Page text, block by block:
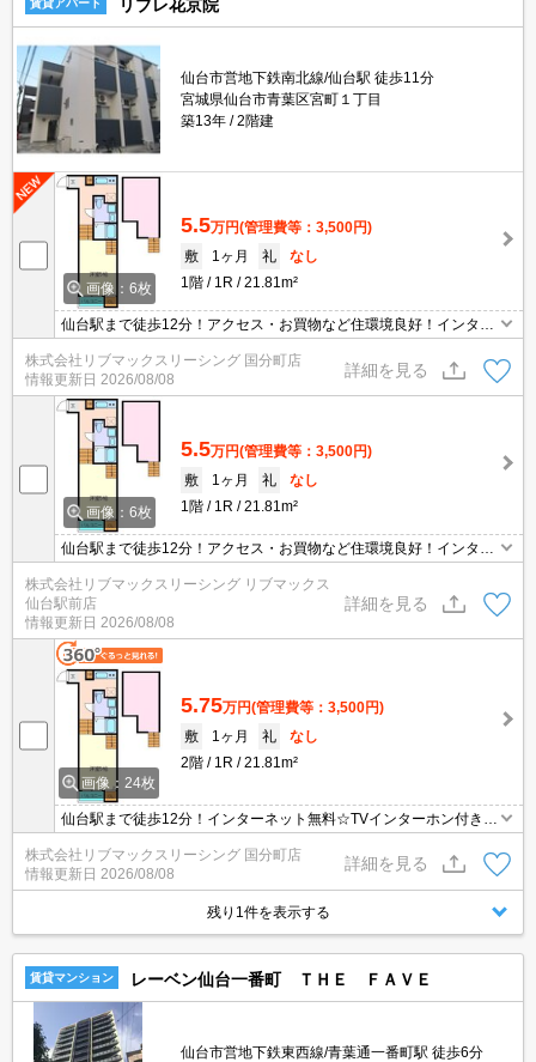
賃貸アパート リブレ花京院
仙台市営地下鉄南北線/仙台駅 徒歩11分
宮城県仙台市青葉区宮町１丁目
築13年
2階建
画像：6枚
5.5万円(管理費等：3,500円)
敷
1ヶ月 礼
なし
1階
1R 21.81m²
仙台駅まで徒歩12分！アクセス・お買物など住環境良好！インター
ロフト、洗髪洗面化粧台、2口システムキッチンなど設備充実！
株式会社リブマックスリーシング 国分町店
情報更新日 2026/08/08
詳細を見る
画像：6枚
5.5万円(管理費等：3,500円)
敷
1ヶ月 礼
なし
1階
1R 21.81m²
仙台駅まで徒歩12分！アクセス・お買物など住環境良好！インター
ロフト、洗髪洗面化粧台、2口システムキッチンなど設備充実！
株式会社リブマックスリーシング リブマックス
仙台駅前店
情報更新日 2026/08/08
詳細を見る
画像：24枚
5.75万円(管理費等：3,500円)
敷
1ヶ月 礼
なし
2階
1R 21.81m²
仙台駅まで徒歩12分！インターネット無料☆TVインターホン付きで
安心！弊社の場合仲介手数料は賃料の0.55ヶ月分です♪初期費用クレ
ジット決済対応しています。
株式会社リブマックスリーシング 国分町店
情報更新日 2026/08/08
詳細を見る
残り1件を表示する
賃貸マンション レーベン仙台一番町 ＴＨＥ ＦＡＶＥ
仙台市営地下鉄東西線/青葉通一番町駅 徒歩6分